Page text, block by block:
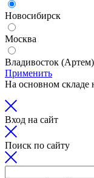
Новосибирск
Москва
Владивосток (Артем)
Применить
На основном складе
Вход на сайт
Поиск по сайту